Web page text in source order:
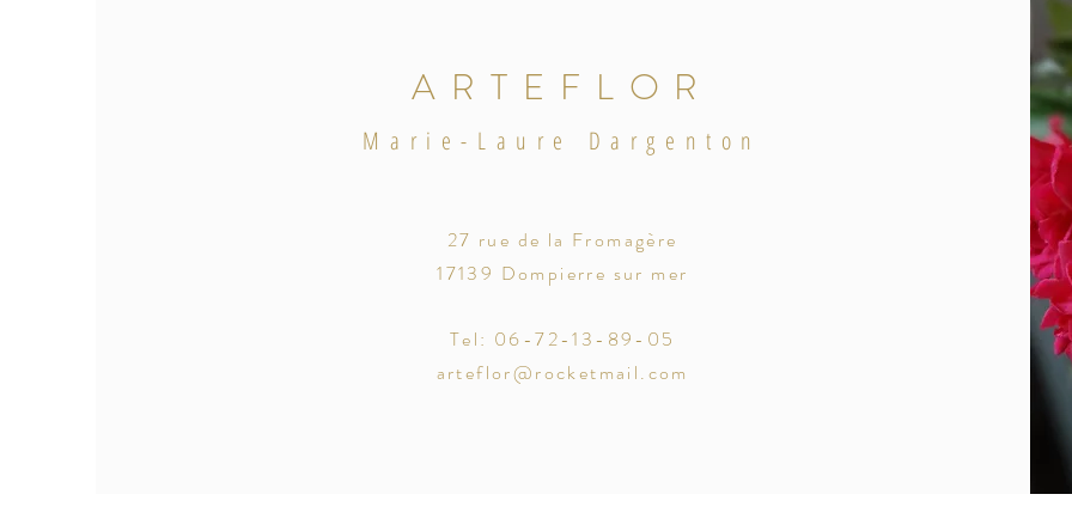
ARTEFLOR
Marie-Laure Dargenton
27 rue de la Fromagère
17139 Dompierre sur mer
Tel: 06-72-13-89-05
arteflor@rocketmail.com